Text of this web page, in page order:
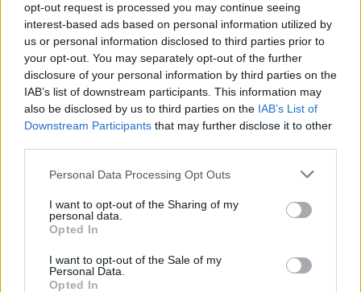
opt-out request is processed you may continue seeing
interest-based ads based on personal information utilized by
us or personal information disclosed to third parties prior to
your opt-out. You may separately opt-out of the further
disclosure of your personal information by third parties on the
IAB’s list of downstream participants. This information may
also be disclosed by us to third parties on the IAB’s List of
Downstream Participants that may further disclose it to other
Please note that this website/app uses one or more Google
not limited to your visit or usage behaviour. You may click to
grant or deny consent to Google and its third-party tags to
use your data for below specified purposes in below Google
consent section.
Personal Data Processing Opt Outs
I want to opt-out of the Sharing of my
personal data.
Opted In
I want to opt-out of the Sale of my
Personal Data.
Opted In